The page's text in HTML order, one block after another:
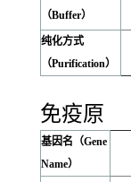
（Buffer）
纯化方式
（Purification）
免疫原
基因名（Gene
Name）